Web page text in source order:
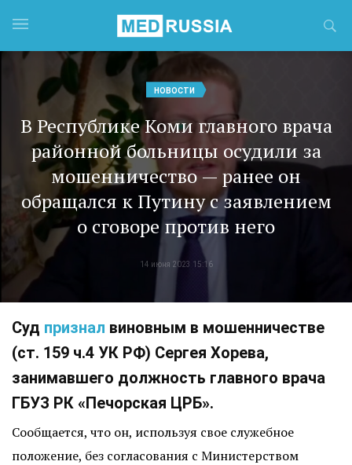
НОВОСТИ
В Республике Коми главного врача
районной больницы осудили за
мошенничество — ранее он
обращался к Путину с заявлением
о сговоре против него
14 июня 2023 15:16
Суд признал виновным в мошенничестве
(ст. 159 ч.4 УК РФ) Сергея Хорева,
занимавшего должность главного врача
ГБУЗ РК «Печорская ЦРБ».
Сообщается, что он, используя свое служебное
положение, без согласования с Министерством